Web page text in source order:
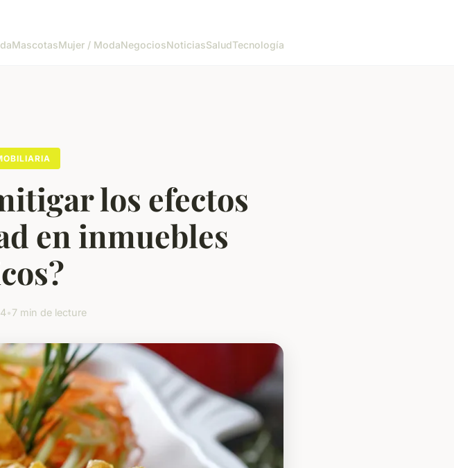
MascotasMujer / ModaNegociosNoticiasSaludTecnología
los efectos
en inmuebles
•7 min de lecture